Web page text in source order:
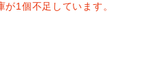
が1個不足しています。